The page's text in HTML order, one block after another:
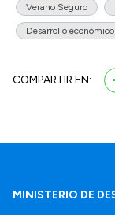
Verano Seguro
Desarrollo
COMPARTIR EN:
MINISTERIO DE